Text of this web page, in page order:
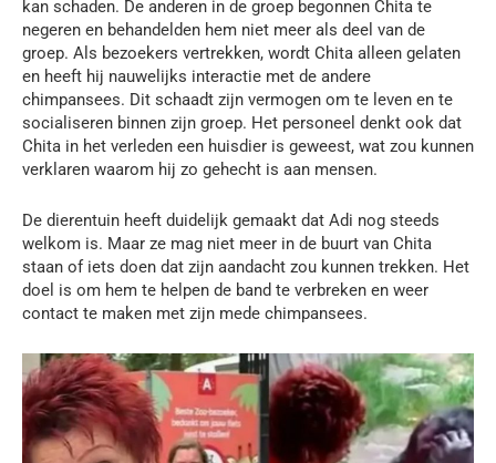
kan schaden. De anderen in de groep begonnen Chita te
negeren en behandelden hem niet meer als deel van de
groep. Als bezoekers vertrekken, wordt Chita alleen gelaten
en heeft hij nauwelijks interactie met de andere
chimpansees. Dit schaadt zijn vermogen om te leven en te
socialiseren binnen zijn groep. Het personeel denkt ook dat
Chita in het verleden een huisdier is geweest, wat zou kunnen
verklaren waarom hij zo gehecht is aan mensen.
De dierentuin heeft duidelijk gemaakt dat Adi nog steeds
welkom is. Maar ze mag niet meer in de buurt van Chita
staan of iets doen dat zijn aandacht zou kunnen trekken. Het
doel is om hem te helpen de band te verbreken en weer
contact te maken met zijn mede chimpansees.